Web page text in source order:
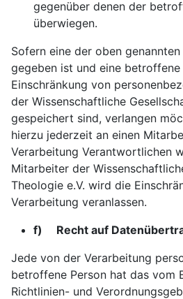
gegenüber denen der
überwiegen.
Sofern eine der oben
gegeben ist und eine betroffene
Einschränkung von
der Wissenschaftliche
gespeichert sind, verlangen
hierzu jederzeit an einen
Verarbeitung Verantwortlichen
Mitarbeiter der
Theologie e.V. wird die
Verarbeitung veranlassen.
f) Recht auf
Jede von der Verarbeitung
betroffene Person hat das vom
Richtlinien- und